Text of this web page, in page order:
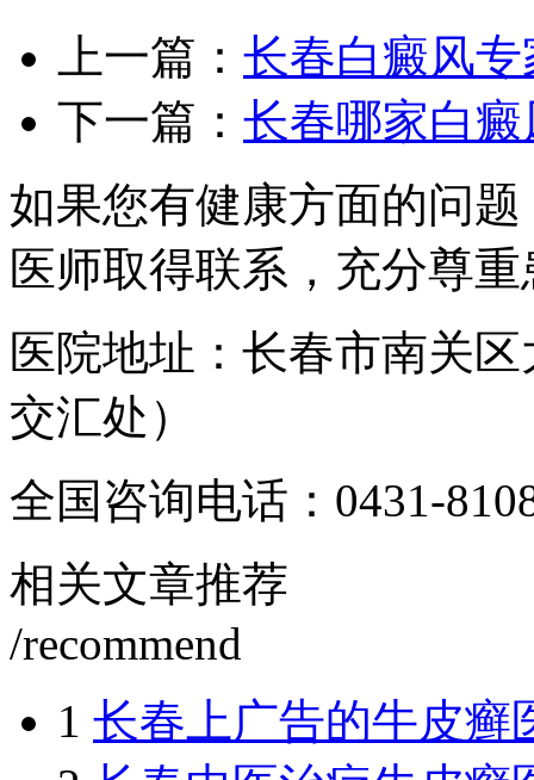
上一篇： 长春白癜风
下一篇： 长春哪家白
如果您有健康方面的问
医师取得联系，充分尊
医院地址：长春市南关
交汇处）
全国咨询电话： 0431-
相关文章推荐
/recommend
1 长春上广告的牛皮癣